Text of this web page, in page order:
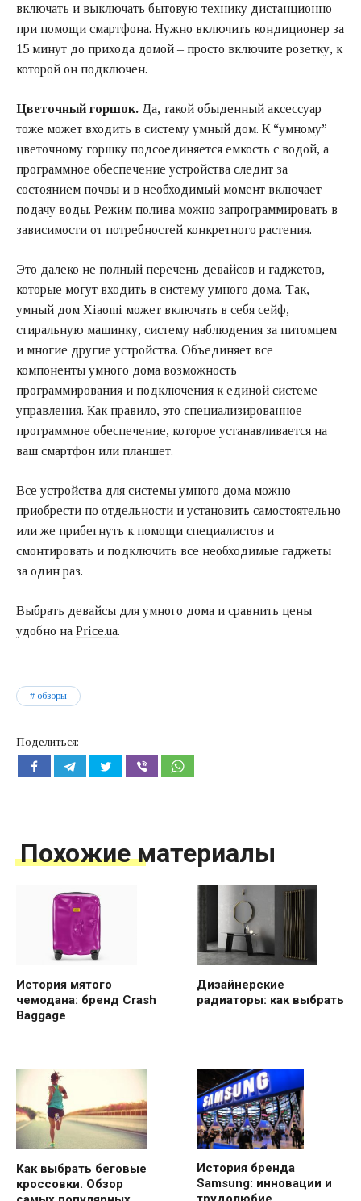
включать и выключать бытовую технику дистанционно
при помощи смартфона. Нужно включить кондиционер за
15 минут до прихода домой – просто включите розетку, к
которой он подключен.
Цветочный горшок. Да, такой обыденный аксессуар
тоже может входить в систему умный дом. К “умному”
цветочному горшку подсоединяется емкость с водой, а
программное обеспечение устройства следит за
состоянием почвы и в необходимый момент включает
подачу воды. Режим полива можно запрограммировать в
зависимости от потребностей конкретного растения.
Это далеко не полный перечень девайсов и гаджетов,
которые могут входить в систему умного дома. Так,
умный дом Xiaomi может включать в себя сейф,
стиральную машинку, систему наблюдения за питомцем
и многие другие устройства. Объединяет все
компоненты умного дома возможность
программирования и подключения к единой системе
управления. Как правило, это специализированное
программное обеспечение, которое устанавливается на
ваш смартфон или планшет.
Все устройства для системы умного дома можно
приобрести по отдельности и установить самостоятельно
или же прибегнуть к помощи специалистов и
смонтировать и подключить все необходимые гаджеты
за один раз.
Выбрать девайсы для умного дома и сравнить цены
удобно на Price.ua.
обзоры
Поделиться:
Похожие материалы
История мятого
чемодана: бренд Crash
Baggage
Дизайнерские
радиаторы: как выбрать
Как выбрать беговые
кроссовки. Обзор
История бренда
Samsung: инновации и